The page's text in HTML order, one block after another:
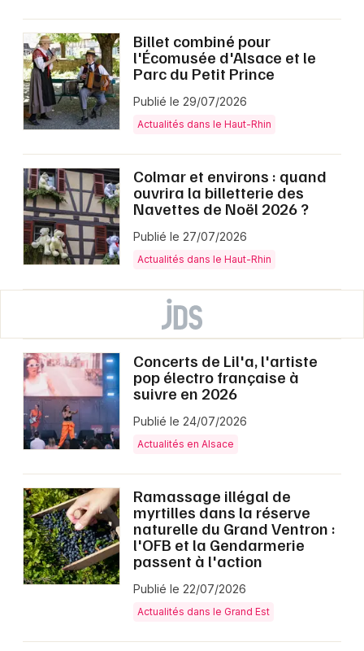
Billet combiné pour
l'Écomusée d'Alsace et le
Parc du Petit Prince
Publié le 29/07/2026
Actualités dans le Haut-Rhin
Colmar et environs : quand
ouvrira la billetterie des
Navettes de Noël 2026 ?
Publié le 27/07/2026
Actualités dans le Haut-Rhin
Concerts de Lil'a, l'artiste
pop électro française à
suivre en 2026
Publié le 24/07/2026
Actualités en Alsace
Ramassage illégal de
myrtilles dans la réserve
naturelle du Grand Ventron :
l'OFB et la Gendarmerie
passent à l'action
Publié le 22/07/2026
Actualités dans le Grand Est